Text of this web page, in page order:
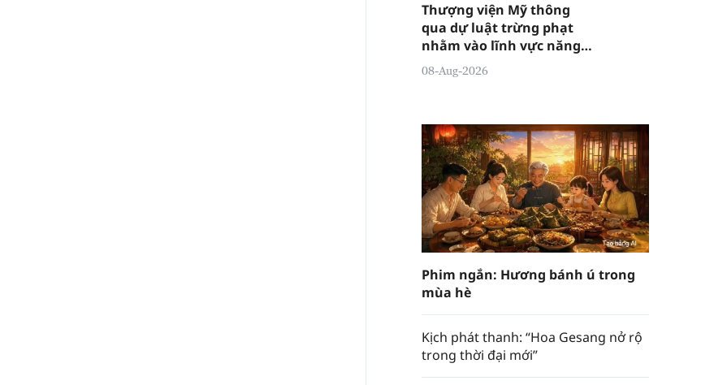
Thượng viện Mỹ thông
qua dự luật trừng phạt
nhằm vào lĩnh vực năng
lượng Nga
08-Aug-2026
Phim ngắn: Hương bánh ú trong
mùa hè
Kịch phát thanh: “Hoa Gesang nở rộ
trong thời đại mới”